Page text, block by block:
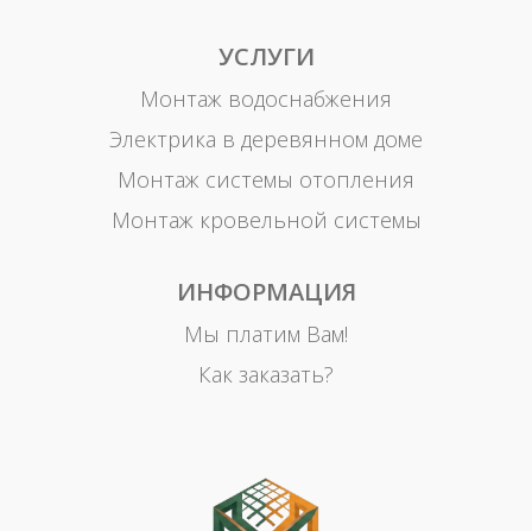
УСЛУГИ
Монтаж водоснабжения
Электрика в деревянном доме
Монтаж системы отопления
Монтаж кровельной системы
ИНФОРМАЦИЯ
Мы платим Вам!
Как заказать?